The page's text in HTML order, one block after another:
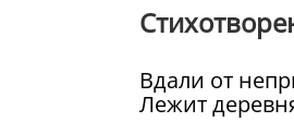
Вдали от
Лежит